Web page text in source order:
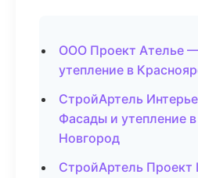
ООО Проект Ателье
утепление в
СтройАртель
Фасады и утепление
Новгород
СтройАртель